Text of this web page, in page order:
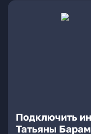
Подключить
Татьяны